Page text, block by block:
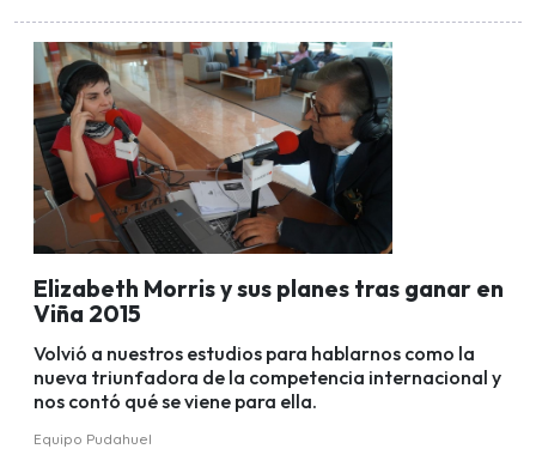
Elizabeth Morris y sus planes tras ganar en
Viña 2015
Volvió a nuestros estudios para hablarnos como la
nueva triunfadora de la competencia internacional y
nos contó qué se viene para ella.
Equipo Pudahuel